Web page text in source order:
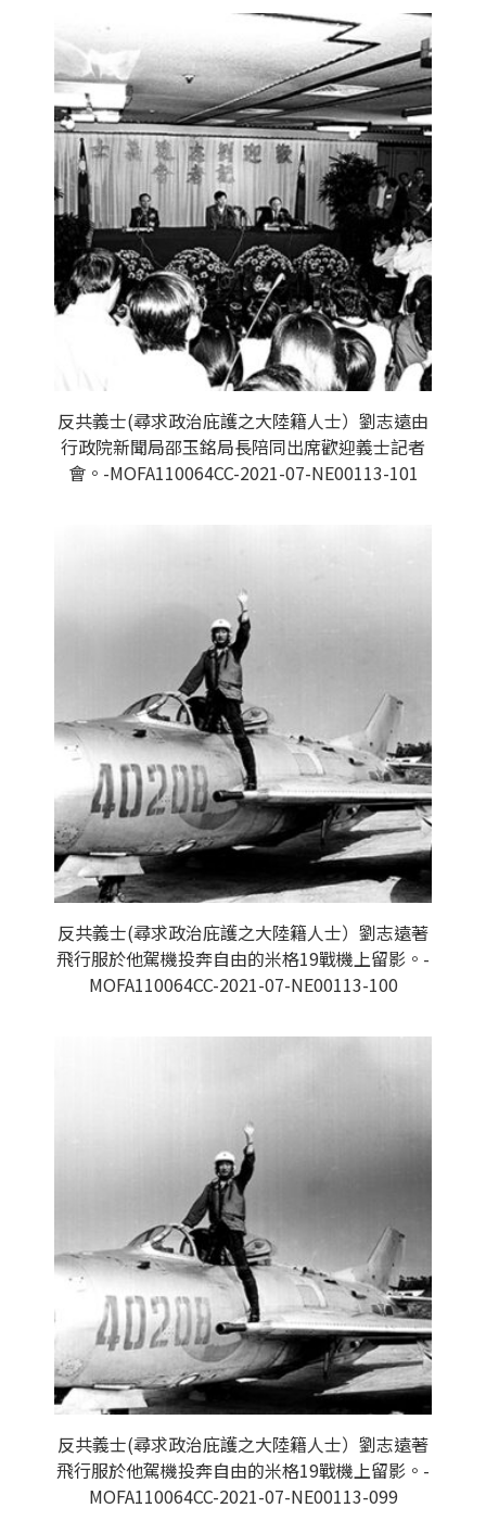
反共義士(尋求政治庇護之大陸籍人士）劉志遠由
行政院新聞局邵玉銘局長陪同出席歡迎義士記者
會。-MOFA110064CC-2021-07-NE00113-101
反共義士(尋求政治庇護之大陸籍人士）劉志遠著
飛行服於他駕機投奔自由的米格19戰機上留影。-
MOFA110064CC-2021-07-NE00113-100
反共義士(尋求政治庇護之大陸籍人士）劉志遠著
飛行服於他駕機投奔自由的米格19戰機上留影。-
MOFA110064CC-2021-07-NE00113-099